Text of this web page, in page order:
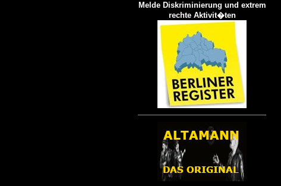
Melde Diskriminierung und extrem
rechte Aktivit�ten